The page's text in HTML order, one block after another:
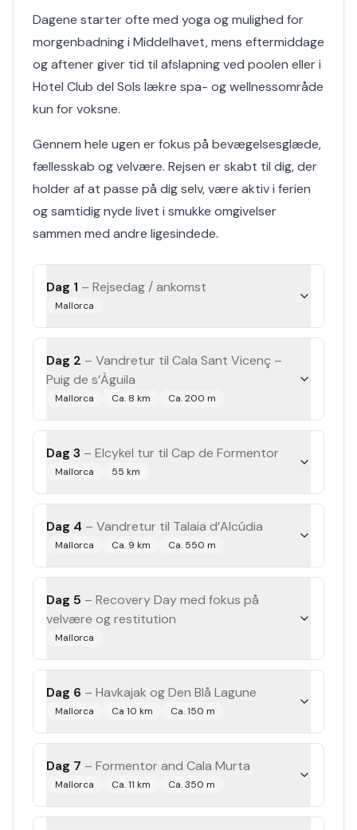
Dagene starter ofte med yoga og mulighed for
morgenbadning i Middelhavet, mens eftermiddage
og aftener giver tid til afslapning ved poolen eller i
Hotel Club del Sols lækre spa- og wellnessområde
kun for voksne.
Gennem hele ugen er fokus på bevægelsesglæde,
fællesskab og velvære. Rejsen er skabt til dig, der
holder af at passe på dig selv, være aktiv i ferien
og samtidig nyde livet i smukke omgivelser
sammen med andre ligesindede.
Dag 1 – Rejsedag / ankomst
Mallorca
Dag 2 – Vandretur til Cala Sant Vicenç –
Puig de s’Àguila
Mallorca Ca. 8 km Ca. 200 m
Dag 3 – Elcykel tur til Cap de Formentor
Mallorca 55 km
Dag 4 – Vandretur til Talaia d’Alcúdia
Mallorca Ca. 9 km Ca. 550 m
Dag 5 – Recovery Day med fokus på
velvære og restitution
Mallorca
Dag 6 – Havkajak og Den Blå Lagune
Mallorca Ca 10 km Ca. 150 m
Dag 7 – Formentor and Cala Murta
Mallorca Ca. 11 km Ca. 350 m